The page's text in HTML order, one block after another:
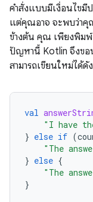
คำสั่งแบบมีเงื่อนไขมี
แต่คุณอาจ จะพบว่าคุ
ข้างต้น คุณ เพียงพิมพ์
ปัญหานี้ Kotlin จึงขอ
สามารถเขียนใหม่ได้ดั
val
"I have
} else if (
"The
} else {
"The
}